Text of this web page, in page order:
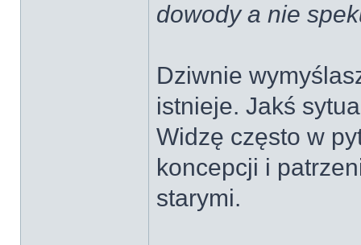
dowody a nie
Dziwnie
istnieje. Jakś
Widzę często w
koncepcji i
starymi.